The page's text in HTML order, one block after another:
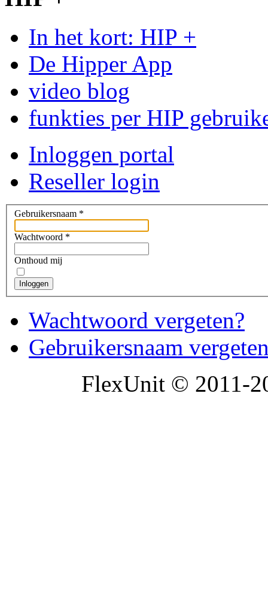
In het kort: HIP +
De Hipper App
video blog
funkties per HIP
Inloggen portal
Reseller login
Gebruikersnaam *
Wachtwoord *
Onthoud mij
Inloggen
Wachtwoord vergeten?
Gebruikersnaam
FlexUnit © 2011-